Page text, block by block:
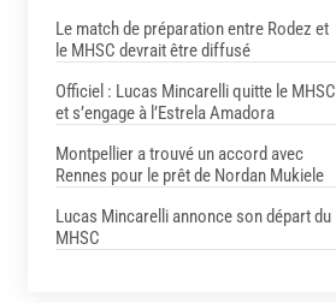
Le match de préparation entre Rodez et
le MHSC devrait être diffusé
Officiel : Lucas Mincarelli quitte le MHSC
et s’engage à l’Estrela Amadora
Montpellier a trouvé un accord avec
Rennes pour le prêt de Nordan Mukiele
Lucas Mincarelli annonce son départ du
MHSC